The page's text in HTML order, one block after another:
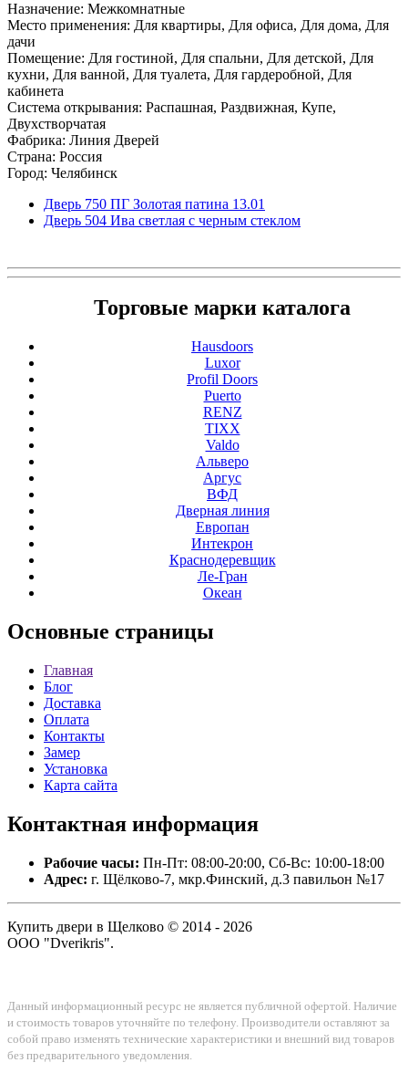
Назначение: Межкомнатные
Место применения: Для квартиры, Для офиса, Для дома, Для
дачи
Помещение: Для гостиной, Для спальни, Для детской, Для
кухни, Для ванной, Для туалета, Для гардеробной, Для
кабинета
Система открывания: Распашная, Раздвижная, Купе,
Двухстворчатая
Фабрика: Линия Дверей
Страна: Россия
Город: Челябинск
Дверь 750 ПГ Золотая патина 13.01
Дверь 504 Ива светлая с черным стеклом
Торговые марки каталога
Hausdoors
Luxor
Profil Doors
Puerto
RENZ
TIXX
Valdo
Альверо
Аргус
ВФД
Дверная линия
Европан
Интекрон
Краснодеревщик
Ле-Гран
Океан
Основные страницы
Главная
Блог
Доставка
Оплата
Контакты
Замер
Установка
Карта сайта
Контактная информация
Рабочие часы: Пн-Пт: 08:00-20:00, Сб-Вс: 10:00-18:00
Адрес: г. Щёлково-7, мкр.Финский, д.3 павильон №17
Купить двери в Щелково © 2014 - 2026
ООО "Dverikris".
Данный информационный ресурс не является публичной офертой. Наличие
и стоимость товаров уточняйте по телефону. Производители оставляют за
собой право изменять технические характеристики и внешний вид товаров
без предварительного уведомления.